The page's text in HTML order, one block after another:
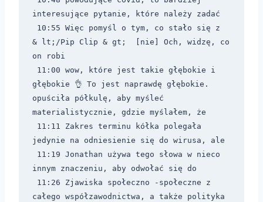
interesujące pytanie, które należy zadać
& lt;/Pip Clip & gt;
[nie] Och, widzę, co
on robi
głębokie 👌 To jest naprawdę głębokie.
opuściła półkulę, aby myśleć
materialistycznie, gdzie myślałem, że
jedynie na odniesienie się do wirusa, ale
innym znaczeniu, aby odwołać się do
całego współzawodnictwa, a także polityka